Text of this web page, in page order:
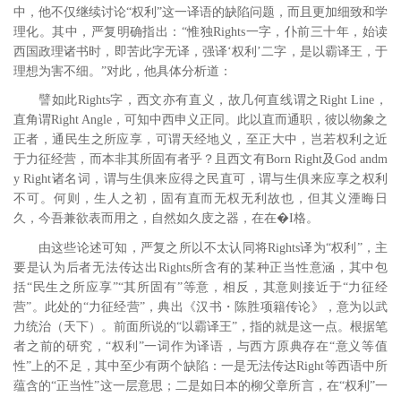
中，他不仅继续讨论“权利”这一译语的缺陷问题，而且更加细致和学
理化。其中，严复明确指出：“惟独Rights一字，仆前三十年，始读
西国政理诸书时，即苦此字无译，强译‘权利’二字，是以霸译王，于
理想为害不细。”对此，他具体分析道：
譬如此Rights字，西文亦有直义，故几何直线谓之Right Line，
直角谓Right Angle，可知中西申义正同。此以直而通职，彼以物象之
正者，通民生之所应享，可谓天经地义，至正大中，岂若权利之近
于力征经营，而本非其所固有者乎？且西文有Born Right及God andm
y Right诸名词，谓与生俱来应得之民直可，谓与生俱来应享之权利
不可。何则，生人之初，固有直而无权无利故也，但其义湮晦日
久，今吾兼欲表而用之，自然如久庋之器，在在�I格。
由这些论述可知，严复之所以不太认同将Rights译为“权利”，主
要是认为后者无法传达出Rights所含有的某种正当性意涵，其中包
括“民生之所应享”“其所固有”等意，相反，其意则接近于“力征经
营”。此处的“力征经营”，典出《汉书・陈胜项籍传论》，意为以武
力统治（天下）。前面所说的“以霸译王”，指的就是这一点。根据笔
者之前的研究，“权利”一词作为译语，与西方原典存在“意义等值
性”上的不足，其中至少有两个缺陷：一是无法传达Right等西语中所
蕴含的“正当性”这一层意思；二是如日本的柳父章所言，在“权利”一